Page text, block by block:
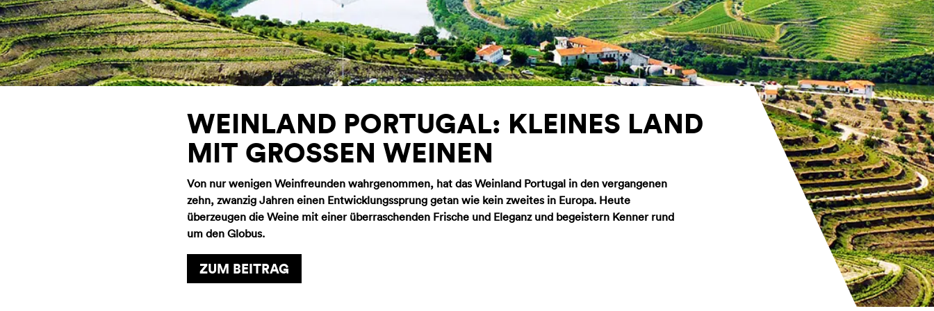
WEINLAND PORTUGAL: KLEINES LAND
MIT GROSSEN WEINEN
Von nur wenigen Weinfreunden wahrgenommen, hat das Weinland Portugal in den vergangenen
zehn, zwanzig Jahren einen Entwicklungssprung getan wie kein zweites in Europa. Heute
überzeugen die Weine mit einer überraschenden Frische und Eleganz und begeistern Kenner rund
um den Globus.
ZUM BEITRAG